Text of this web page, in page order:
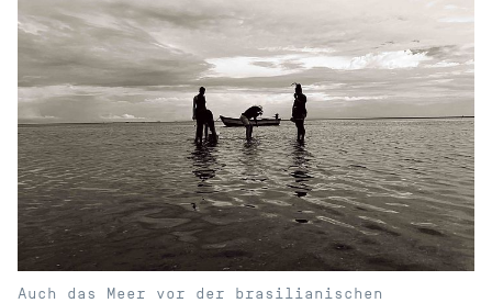
Auch das Meer vor der brasilianischen